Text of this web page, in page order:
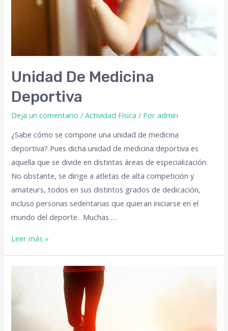
Unidad De Medicina
Deportiva
Deja un comentario /Actividad Física / Poradmin
¿Sabe cómo se compone una unidad de medicina
deportiva? Pues dicha unidad de medicina deportiva es
aquella que se divide en distintas áreas de especialización.
No obstante, se dirige a atletas de alta competición y
amateurs, todos en sus distintos grados de dedicación,
incluso personas sedentarias que quieran iniciarse en el
mundo del deporte. Muchas …
Leer más »